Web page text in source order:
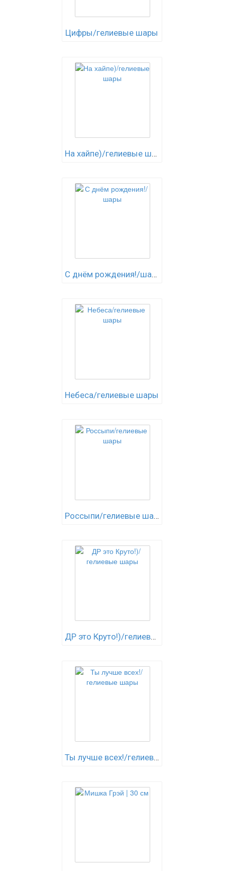
Цифры/гелиевые шары
На хайпе)/гелиевые шары
С днём рождения!/шары
Небеса/гелиевые шары
Россыпи/гелиевые шары
ДР это Круто!)/гелиевые шары
Ты лучше всех!/гелиевые шары